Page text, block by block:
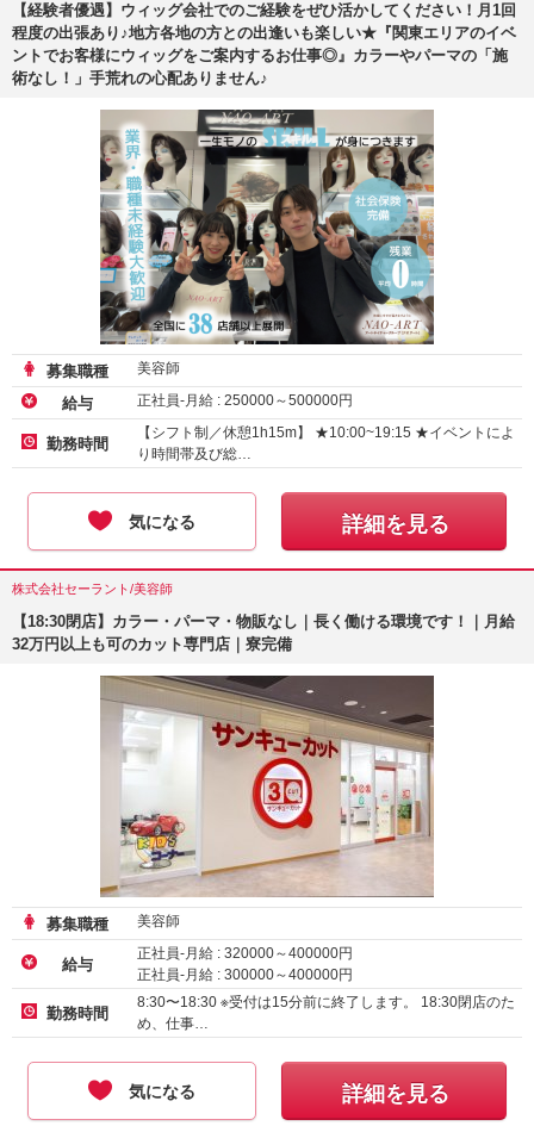
【経験者優遇】ウィッグ会社でのご経験をぜひ活かしてください！月1回
程度の出張あり♪地方各地の方との出逢いも楽しい★『関東エリアのイベ
ントでお客様にウィッグをご案内するお仕事◎』カラーやパーマの「施
術なし！」手荒れの心配ありません♪
募集職種 美容師
給与 正社員-月給 : 250000～500000円
勤務時間
【シフト制／休憩1h15m】 ★10:00~19:15 ★イベントによ
り時間帯及び総…
気になる 詳細を見る
株式会社セーラント/美容師
【18:30閉店】カラー・パーマ・物販なし｜長く働ける環境です！｜月給
32万円以上も可のカット専門店｜寮完備
募集職種 美容師
給与
正社員-月給 : 320000～400000円
正社員-月給 : 300000～400000円
勤務時間
8:30〜18:30 ※受付は15分前に終了します。 18:30閉店のた
め、仕事…
気になる 詳細を見る